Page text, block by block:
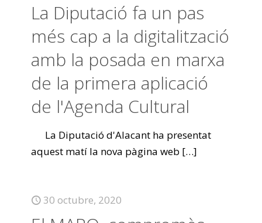
La Diputació fa un pas
més cap a la digitalització
amb la posada en marxa
de la primera aplicació
de l'Agenda Cultural
La Diputació d'Alacant ha presentat
aquest matí la nova pàgina web […]
30 octubre, 2020